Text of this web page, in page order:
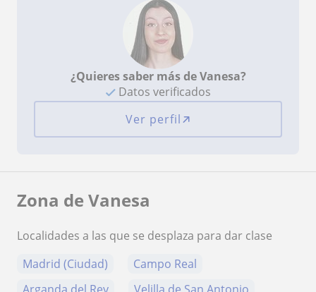
¿Quieres saber más de Vanesa?
Datos verificados
Ver perfil
Zona de Vanesa
Localidades a las que se desplaza para dar clase
Madrid (Ciudad)
Campo Real